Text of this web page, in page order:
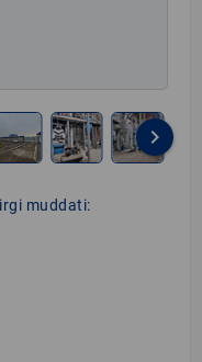
keyboard_arrow_right
muddati: